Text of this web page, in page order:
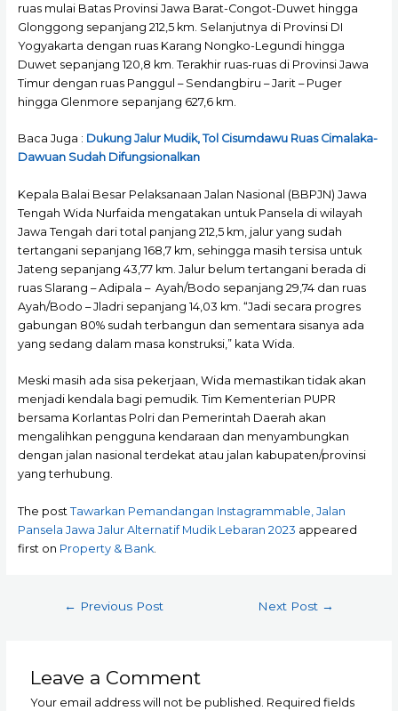
ruas mulai Batas Provinsi Jawa Barat-Congot-Duwet hingga
Glonggong sepanjang 212,5 km. Selanjutnya di Provinsi DI
Yogyakarta dengan ruas Karang Nongko-Legundi hingga
Duwet sepanjang 120,8 km. Terakhir ruas-ruas di Provinsi Jawa
Timur dengan ruas Panggul – Sendangbiru – Jarit – Puger
hingga Glenmore sepanjang 627,6 km.
Baca Juga : Dukung Jalur Mudik, Tol Cisumdawu Ruas Cimalaka-
Dawuan Sudah Difungsionalkan
Kepala Balai Besar Pelaksanaan Jalan Nasional (BBPJN) Jawa
Tengah Wida Nurfaida mengatakan untuk Pansela di wilayah
Jawa Tengah dari total panjang 212,5 km, jalur yang sudah
tertangani sepanjang 168,7 km, sehingga masih tersisa untuk
Jateng sepanjang 43,77 km. Jalur belum tertangani berada di
ruas Slarang – Adipala – Ayah/Bodo sepanjang 29,74 dan ruas
Ayah/Bodo – Jladri sepanjang 14,03 km. “Jadi secara progres
gabungan 80% sudah terbangun dan sementara sisanya ada
yang sedang dalam masa konstruksi,” kata Wida.
Meski masih ada sisa pekerjaan, Wida memastikan tidak akan
menjadi kendala bagi pemudik. Tim Kementerian PUPR
bersama Korlantas Polri dan Pemerintah Daerah akan
mengalihkan pengguna kendaraan dan menyambungkan
dengan jalan nasional terdekat atau jalan kabupaten/provinsi
yang terhubung.
The post Tawarkan Pemandangan Instagrammable, Jalan
Pansela Jawa Jalur Alternatif Mudik Lebaran 2023 appeared
first on Property & Bank.
← Previous Post Next Post →
Leave a Comment
Your email address will not be published. Required fields